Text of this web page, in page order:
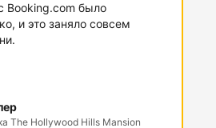
Booking.com было
и это заняло совсем
The Hollywood Hills Mansion